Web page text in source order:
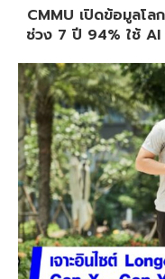
CMMU เปิดข้อมูลโล
ช่วง 7 ปี 94% ใช้